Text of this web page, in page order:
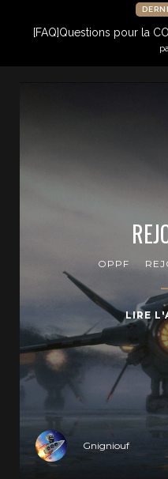
[FAQ]Questions pour la
OPPF
LIRE
Gnigniouf